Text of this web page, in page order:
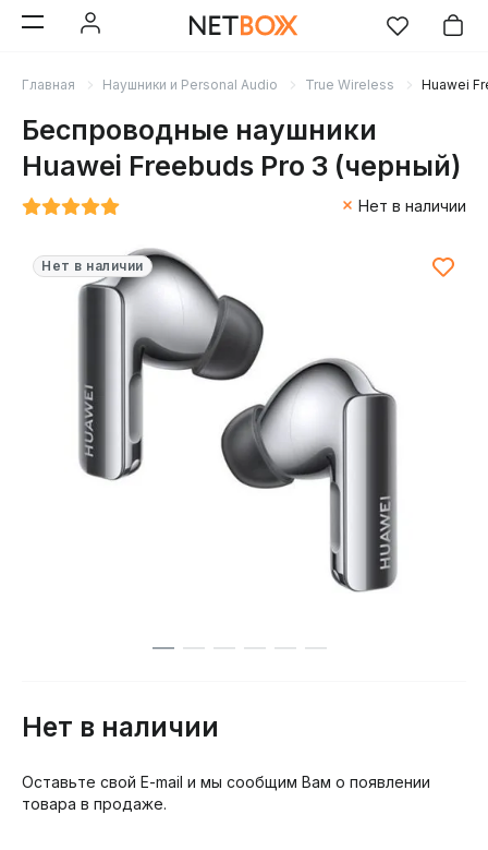
Главная Наушники и Personal Audio True Wireless Huawei
Беспроводные наушники
Huawei Freebuds Pro 3 (черный)
Нет в наличии
Нет в наличии
Нет в наличии
Оставьте свой E-mail и мы сообщим Вам о появлении
товара в продаже.